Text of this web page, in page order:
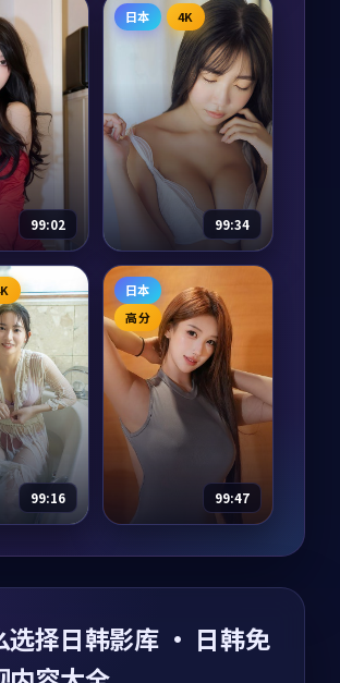
、金高
景拍摄的
在镜头
二周「不
生活。
理衣
菜，把综
」。
8.6 喜剧
动漫 2017
张译、黄渤 等
月面迷雾·典藏是一
部以冒险为核心的影
视作品，围绕危机、
反转与人物成长展
开，整体节奏紧凑，
值得推荐观看。
97,438 8.5 冒险
99:02
、木村拓
一部以爱
影视作
机、反转
展开，整
值得推
6.7 爱情
日本 4K
99:34
终局审判·典藏
纪录片 2017
主演：周迅、张译 等
终局审判·典藏是一
部以犯罪为核心的影
视作品，围绕危机、
反转与人物成长展
开，整体节奏紧凑，
值得推荐观看。
97,204 犯罪
99:16
·纪念
2019
念版是
日本
高分
99:47
天际入口·典藏
动漫 2023
等
选择日韩影库 · 日韩免